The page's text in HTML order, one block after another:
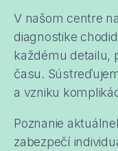
V našom centre
diagnostike
každému detailu,
času.
a vzniku
Poznanie
zabezpečí